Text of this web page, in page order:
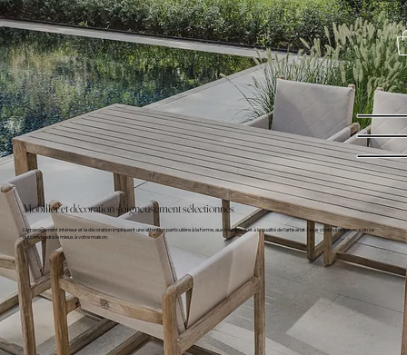
Mobilier et décoration soigneusement sélectionnés
L’aménagement intérieur et la décoration impliquent une attention particulière à la forme, aux matériaux et à la qualité de l’artisanat. Nous choisissons avec soin ce
qui conviendra le mieux à votre maison.